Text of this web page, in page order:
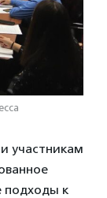
участникам
подходы к